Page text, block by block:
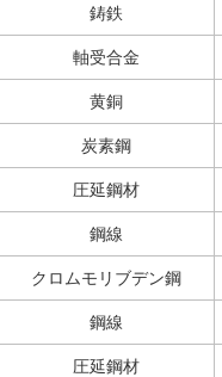
鋳鉄
軸受合金
黄銅
炭素鋼
圧延鋼材
鋼線
クロムモリブデン鋼
鋼線
圧延鋼材